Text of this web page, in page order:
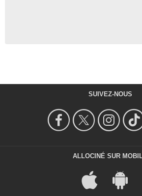
SUIVEZ-NOUS
ALLOCINÉ SUR